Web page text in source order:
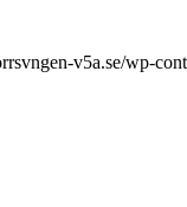
v5a.se/wp-